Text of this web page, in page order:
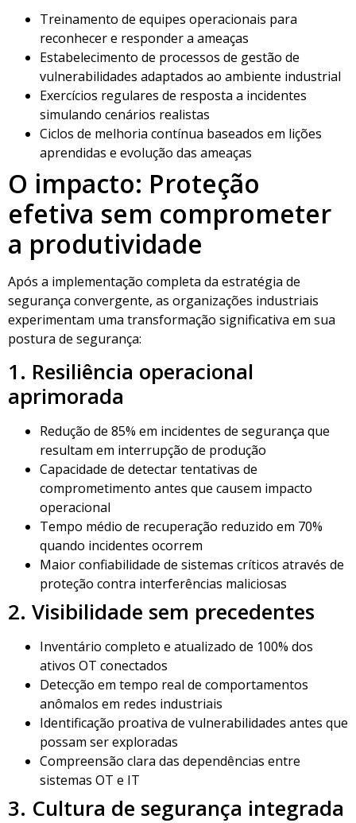
Treinamento de equipes operacionais para
reconhecer e responder a ameaças
Estabelecimento de processos de gestão de
vulnerabilidades adaptados ao ambiente industrial
Exercícios regulares de resposta a incidentes
simulando cenários realistas
Ciclos de melhoria contínua baseados em lições
aprendidas e evolução das ameaças
O impacto: Proteção
efetiva sem comprometer
a produtividade
Após a implementação completa da estratégia de
segurança convergente, as organizações industriais
experimentam uma transformação significativa em sua
postura de segurança:
1. Resiliência operacional
aprimorada
Redução de 85% em incidentes de segurança que
resultam em interrupção de produção
Capacidade de detectar tentativas de
comprometimento antes que causem impacto
operacional
Tempo médio de recuperação reduzido em 70%
quando incidentes ocorrem
Maior confiabilidade de sistemas críticos através de
proteção contra interferências maliciosas
2. Visibilidade sem precedentes
Inventário completo e atualizado de 100% dos
ativos OT conectados
Detecção em tempo real de comportamentos
anômalos em redes industriais
Identificação proativa de vulnerabilidades antes que
possam ser exploradas
Compreensão clara das dependências entre
sistemas OT e IT
3. Cultura de segurança integrada